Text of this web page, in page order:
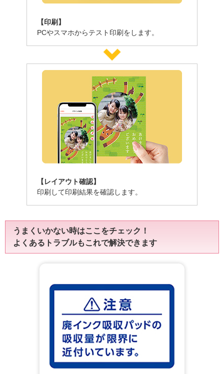
【印刷】
PCやスマホからテスト印刷をします。
【レイアウト確認】
印刷して印刷結果を確認します。
うまくいかない時はここをチェック！
よくあるトラブルもこれで解決できます